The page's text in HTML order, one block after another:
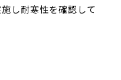
し耐寒性を確認して